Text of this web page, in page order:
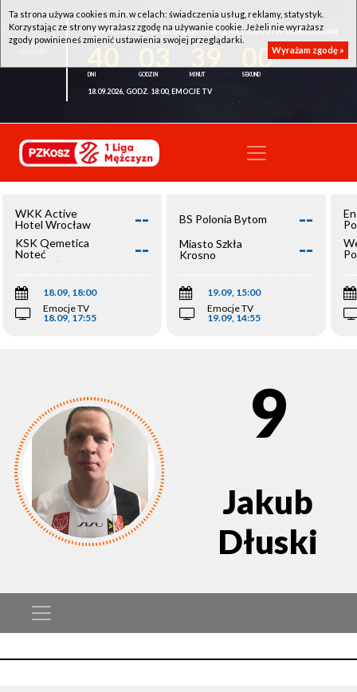
WKK ACTIVE HOTEL WROCŁAW - KSK QEMETICA NOTEĆ INOWROCŁAW
00
18.09.2026, GODZ. 18:00, EMOCJE TV
WKK Active
Hotel Wrocław
--
KSK Qemetica
Noteć
Inowrocław
--
18.09, 18:00
Emocje TV
18.09, 17:55
BS Polonia Bytom --
Miasto Szkła
Krosno
--
19.09, 15:00
Emocje TV
19.09, 14:55
9
Jakub
Dłuski
Ta strona używa cookies m.in. w celach: świadczenia usług, reklamy, statystyk.
Korzystając ze strony wyrażasz zgodę na używanie cookie. Jeżeli nie wyrażasz
zgody powinieneś zmienić ustawienia swojej przeglądarki.
Wyrażam zgodę »